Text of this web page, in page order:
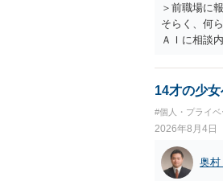
＞前職場に
そらく、何
ＡＩに相談
ので、その
中傷の不特
して書き込
参考まで。
14才の少
#個人・プライベ
2026年8月4日
奥村